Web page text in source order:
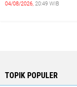
04/08/2026, 20:49 WIB
TOPIK POPULER